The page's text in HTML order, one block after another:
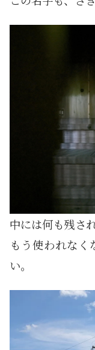
中には何も残さ
もう使われなく
い。